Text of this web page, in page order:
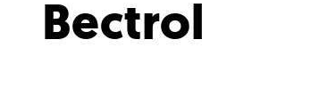
Bectrol